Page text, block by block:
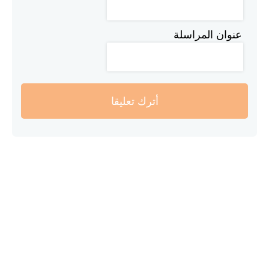
عنوان المراسلة
أترك تعليقا